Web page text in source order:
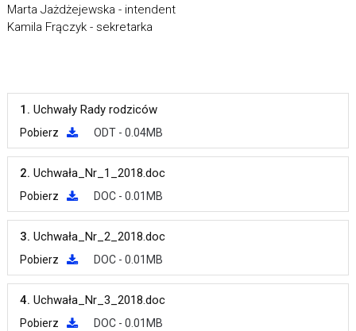
Marta Jażdżejewska - intendent
Kamila Frączyk - sekretarka
1. Uchwały Rady rodziców
Pobierz ODT - 0.04MB
2. Uchwała_Nr_1_2018.doc
Pobierz DOC - 0.01MB
3. Uchwała_Nr_2_2018.doc
Pobierz DOC - 0.01MB
4. Uchwała_Nr_3_2018.doc
Pobierz DOC - 0.01MB